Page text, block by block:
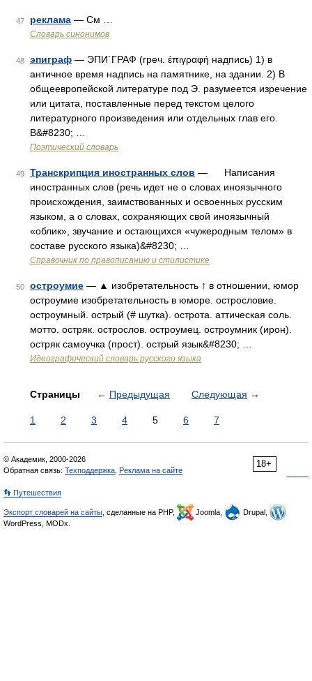
47 реклама — См …
Словарь синонимов
48 эпиграф — ЭПИ´ГРАФ (греч. ἐπιγραφή надпись) 1) в
античное время надпись на памятнике, на здании. 2) В
общеевропейской литературе под Э. разумеется изречение
или цитата, поставленные перед текстом целого
литературного произведения или отдельных глав его.
В&#8230; …
Поэтический словарь
49 Транскрипция иностранных слов — Написания
иностранных слов (речь идет не о словах иноязычного
происхождения, заимствованных и освоенных русским
языком, а о словах, сохраняющих свой иноязычный
«облик», звучание и остающихся «чужеродным телом» в
составе русского языка)&#8230; …
Справочник по правописанию и стилистике
50 остроумие — ▲ изобретательность ↑ в отношении, юмор
остроумие изобретательность в юморе. острословие.
остроумный. острый (# шутка). острота. аттическая соль.
мотто. остряк. острослов. остроумец. остроумник (ирон).
остряк самоучка (прост). острый язык&#8230; …
Идеографический словарь русского языка
Страницы ← Предыдущая Следующая →
1 2 3 4 5 6 7
18+
© Академик, 2000-2026
Обратная связь: Техподдержка Реклама на сайте
👣 Путешествия
Экспорт словарей на сайты , сделанные на PHP, Joomla,
Drupal,
WordPress, MODx.